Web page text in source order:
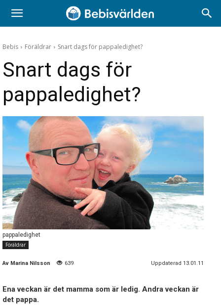
Bebis Föräldrar Snart dags för pappaledighet?
Snart dags för
pappaledighet?
pappaledighet
Föräldrar
Av Marina Nilsson 639 Uppdaterad 13.01.11
Ena veckan är det mamma som är ledig. Andra veckan är
det pappa.